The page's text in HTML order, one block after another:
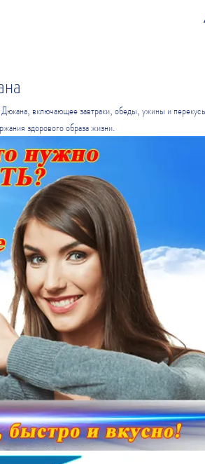
включающее завтраки, обеды, ужины и
здорового образа жизни.